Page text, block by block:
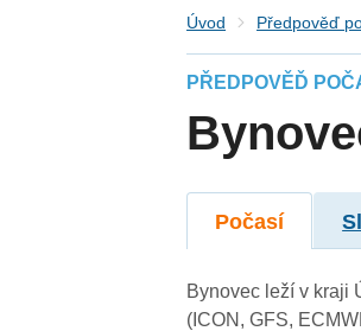
Úvod Předpověď
PŘEDPOVĚĎ
Počasí
Bynovec leží v kraji
(ICON, GFS,